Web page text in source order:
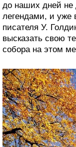
до наших дней не
легендами, и уже
писателя У.
высказать свою
собора на этом